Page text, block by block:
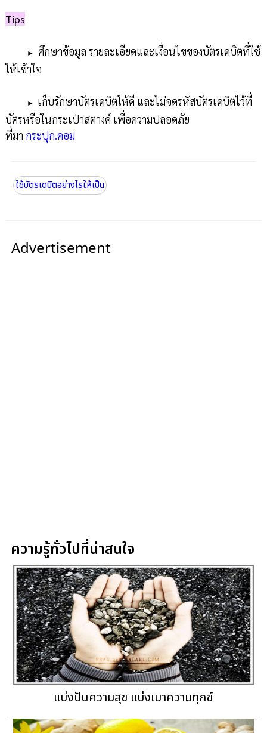
Tips
► ศึกษาข้อมูล รายละเอียดและเงื่อนไขของบัตรเดบิตที่ใช้
ให้เข้าใจ
► เก็บรักษาบัตรเดบิตให้ดี และไม่จดรหัสบัตรเดบิตไว้ที่
บัตรหรือในกระเป๋าสตางค์ เพื่อความปลอดภัย
ที่มา กระปุก.คอม
ใช้บัตรเดบิตอย่างไรให้เป็น
Advertisement
ความรู้ทั่วไปที่น่าสนใจ
แบ่งปันความสุข แบ่งเบาความทุกข์